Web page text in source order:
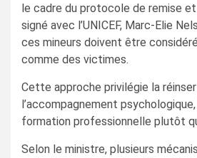
le cadre du protocole de remise
signé avec l’UNICEF, Marc-Elie
ces mineurs doivent être
comme des victimes.
Cette approche privilégie la
l’accompagnement
formation professionnelle plutôt
Selon le ministre, plusieurs